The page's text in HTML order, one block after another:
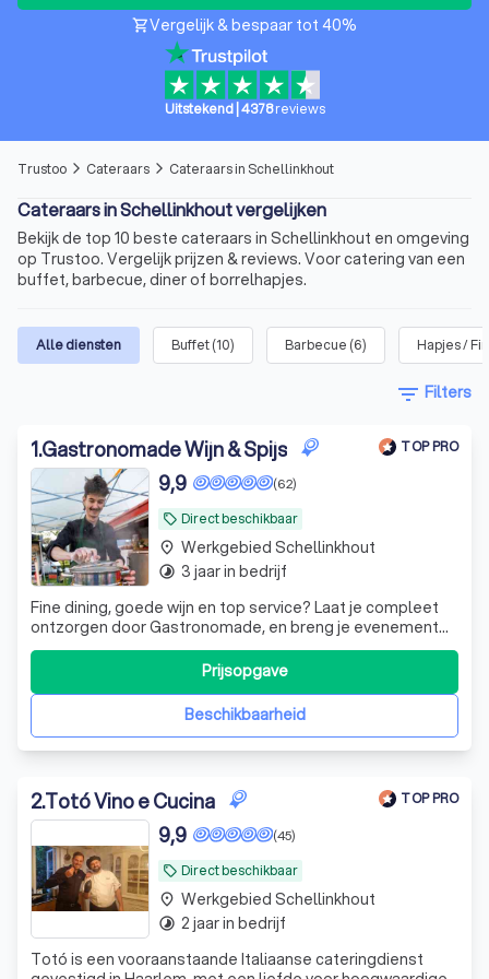
shopping_cartVergelijk & bespaar tot 40%
Uitstekend| 4378 reviews
Trustoo arrow_forward_ios Cateraars arrow_forward_ios Cateraars in Schellinkhout
Cateraars in Schellinkhout vergelijken
Bekijk de top 10 beste cateraars in Schellinkhout en omgeving
op Trustoo. Vergelijk prijzen & reviews. Voor catering van een
buffet, barbecue, diner of borrelhapjes.
Alle diensten Buffet(10) Barbecue (6) Hapjes /
filter_list Filters
1.Gastronomade Wijn & Spijs TOP PRO
local_offer Direct beschikbaar
(62)
9,9
Fine dining, goede wijn en top service? Laat je compleet
ontzorgen door Gastronomade, en breng je evenement
naar een hoger niveau. Gastronomade is begonnen als
een oude brandweerwagen omgebouwd tot een wijn &
spijs foodtruck die de 1 + 1 = 3 mentaliteit waarmaakt, en
nu is uitgegroeid tot private dBeschikbaarheid
Prijsopgave
place Werkgebied Schellinkhout
timelapse 3 jaar in bedrijf
2.Totó Vino e Cucina TOP PRO
local_offer Direct beschikbaar
(45)
9,9
Totó is een vooraanstaande Italiaanse cateringdienst
place Werkgebied Schellinkhout
timelapse 2 jaar in bedrijf